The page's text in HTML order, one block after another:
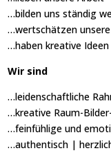
…bilden uns ständig
…wertschätzen
…haben kreative Ideen
Wir sind
…leidenschaftliche
…kreative Raum-
…feinfühlige und
…authentisch |